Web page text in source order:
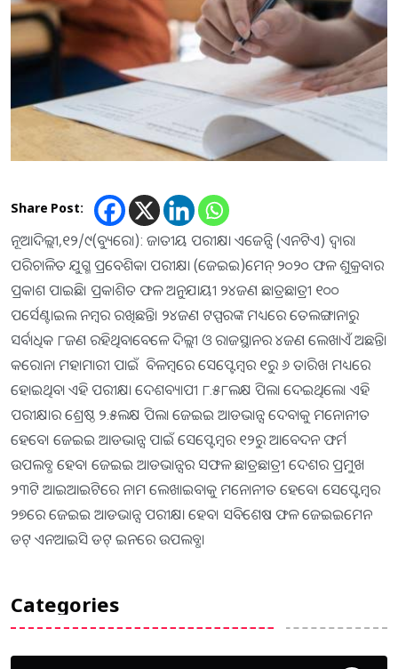
Share Post:
ନୂଆଦିଲ୍ଲୀ,୧୨/୯(ବ୍ୟୁରୋ): ଜାତୀୟ ପରୀକ୍ଷା ଏଜେନ୍ସି (ଏନଟିଏ) ଦ୍ବାରା
ପରିଚାଳିତ ଯୁଗ୍ମ ପ୍ରବେଶିକା ପରୀକ୍ଷା (ଜେଇଇ)ମେନ୍‌ ୨୦୨୦ ଫଳ ଶୁକ୍ରବାର
ପ୍ରକାଶ ପାଇଛି। ପ୍ରକାଶିତ ଫଳ ଅନୁଯାୟୀ ୨୪ଜଣ ଛାତ୍ରଛାତ୍ରୀ ୧୦୦
ପର୍ସେଣ୍ଟାଇଲ ନମ୍ବର ରଖିଛନ୍ତି। ୨୪ଜଣ ଟପ୍ପରଙ୍କ ମଧ୍ୟରେ ତେଲଙ୍ଗାନାରୁ
ସର୍ବାଧିକ ୮ଜଣ ରହିଥିବାବେଳେ ଦିଲ୍ଲୀ ଓ ରାଜସ୍ଥାନର ୪ଜଣ ଲେଖାଏଁ ଅଛନ୍ତି।
କରୋନା ମହାମାରୀ ପାଇଁ ବିଳମ୍ବରେ ସେପ୍ଟେମ୍ବର ୧ରୁ ୬ ତାରିଖ ମଧ୍ୟରେ
ହୋଇଥିବା ଏହି ପରୀକ୍ଷା ଦେଶବ୍ୟାପୀ ୮.୫୮ଲକ୍ଷ ପିଲା ଦେଇଥିଲେ। ଏହି
ପରୀକ୍ଷାର ଶ୍ରେଷ୍ଠ ୨.୫ଲକ୍ଷ ପିଲା ଜେଇଇ ଆଡଭାନ୍ସ ଦେବାକୁ ମନୋନୀତ
ହେବେ। ଜେଇଇ ଆଡଭାନ୍ସ ପାଇଁ ସେପ୍ଟେମ୍ବର ୧୨ରୁ ଆବେଦନ ଫର୍ମ
ଉପଲବ୍ଧ ହେବ। ଜେଇଇ ଆଡଭାନ୍ସର ସଫଳ ଛାତ୍ରଛାତ୍ରୀ ଦେଶର ପ୍ରମୁଖ
୨୩ଟି ଆଇଆଇଟିରେ ନାମ ଲେଖାଇବାକୁ ମନୋନୀତ ହେବେ। ସେପ୍ଟେମ୍ବର
୨୭ରେ ଜେଇଇ ଆଡଭାନ୍ସ ପରୀକ୍ଷା ହେବ। ସବିଶେଷ ଫଳ ଜେଇଇମେନ
ଡଟ୍‌ ଏନଆଇସି ଡଟ୍‌ ଇନରେ ଉପଲବ୍ଧ।
Categories